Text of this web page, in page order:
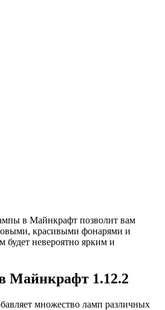
в Майнкрафт позволит вам
красивыми фонарями и
будет невероятно ярким и
Майнкрафт 1.12.2
множество ламп различных